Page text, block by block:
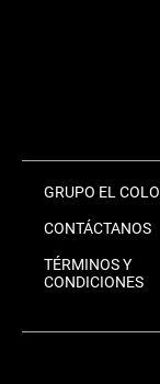
GRUPO EL
CONTÁCTANOS
TÉRMINOS Y
CONDICIONES